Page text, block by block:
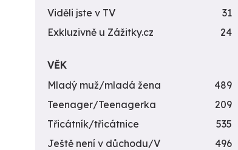
Viděli jste v TV
31
Exkluzivně u Zážitky.cz
24
VĚK
Mladý muž/mladá žena
489
Teenager/Teenagerka
209
Třicátník/třicátnice
535
Ještě není v důchodu/V
496